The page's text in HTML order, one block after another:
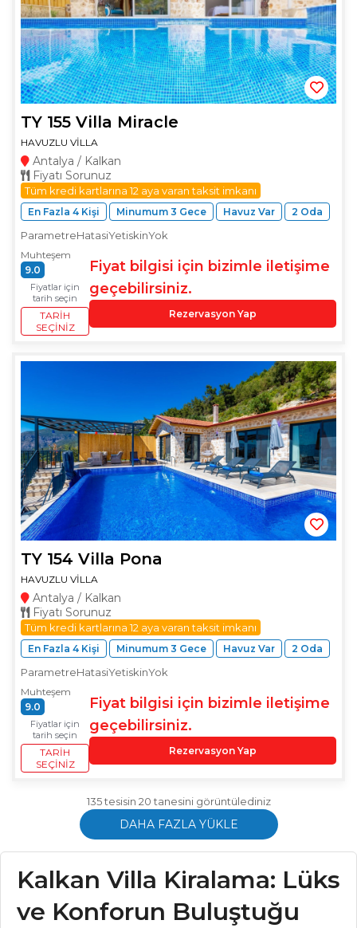
TY 155 Villa Miracle
HAVUZLU VİLLA
Antalya / Kalkan
Fiyatı Sorunuz
Tüm kredi kartlarına 12 aya varan taksit imkanı
En Fazla 4 Kişi Minumum 3 Gece Havuz Var 2 Oda
ParametreHatasiYetiskinYok
Muhteşem
9.0
Fiyatlar için
tarih seçin
TARIH
SEÇINIZ
Fiyat bilgisi için bizimle iletişime
geçebilirsiniz.
Rezervasyon Yap
TY 154 Villa Pona
HAVUZLU VİLLA
Antalya / Kalkan
Fiyatı Sorunuz
Tüm kredi kartlarına 12 aya varan taksit imkanı
En Fazla 4 Kişi Minumum 3 Gece Havuz Var 2 Oda
ParametreHatasiYetiskinYok
Muhteşem
9.0
Fiyatlar için
tarih seçin
TARIH
SEÇINIZ
Fiyat bilgisi için bizimle iletişime
geçebilirsiniz.
Rezervasyon Yap
135 tesisin 20 tanesini görüntülediniz
DAHA FAZLA YÜKLE
Kalkan Villa Kiralama: Lüks
ve Konforun Buluştuğu